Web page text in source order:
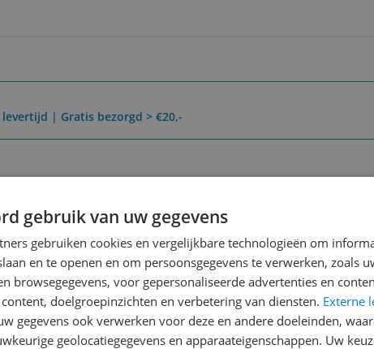
| Gratis bezorgd > €20,-
Er zijn nog geen
Heb jij dit product in bezit
met het schrijven van je
een review gemiddeld
andere bezoekers een
€250,-! Klik hier voor de
gebruik van uw gegevens
gebruiken cookies en vergelijkbare technologieën om
en te openen en om persoonsgegevens te verwerken, zoals
browsegegevens, voor gepersonaliseerde advertenties en
doelgroepinzichten en verbetering van diensten. Externe
gegevens ook verwerken voor deze en andere doeleinden,
geolocatiegegevens en apparaateigenschappen. Uw